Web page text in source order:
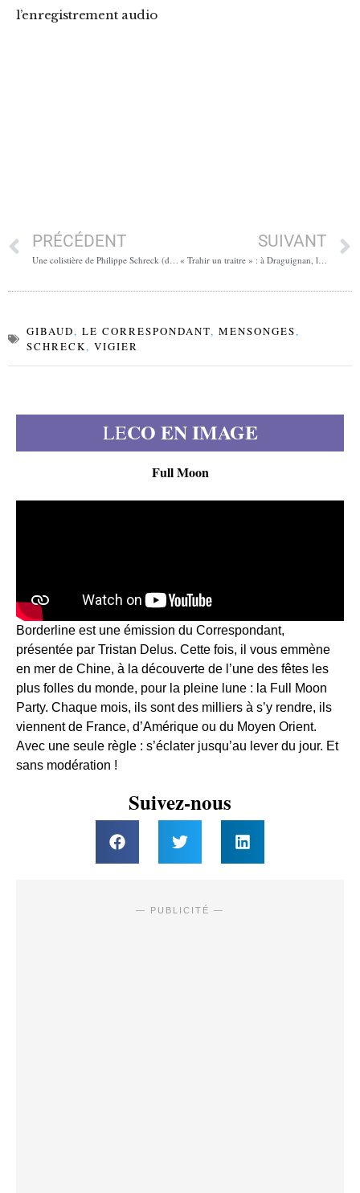
l’enregistrement audio
PRÉCÉDENT
Une colistière de Philippe Schreck (député RN) avait détourné 55 000 Euros
SUIVANT
« Trahir un traitre » : à Draguignan, la liste Schreck-Gibaud se déchire en public
GIBAUD, LE CORRESPONDANT, MENSONGES,
SCHRECK, VIGIER
LECO EN IMAGE
Full Moon
Borderline est une émission du Correspondant,
présentée par Tristan Delus. Cette fois, il vous emmène
en mer de Chine, à la découverte de l’une des fêtes les
plus folles du monde, pour la pleine lune : la Full Moon
Party. Chaque mois, ils sont des milliers à s’y rendre, ils
viennent de France, d’Amérique ou du Moyen Orient.
Avec une seule règle : s’éclater jusqu’au lever du jour. Et
sans modération !
Suivez-nous
— PUBLICITÉ —